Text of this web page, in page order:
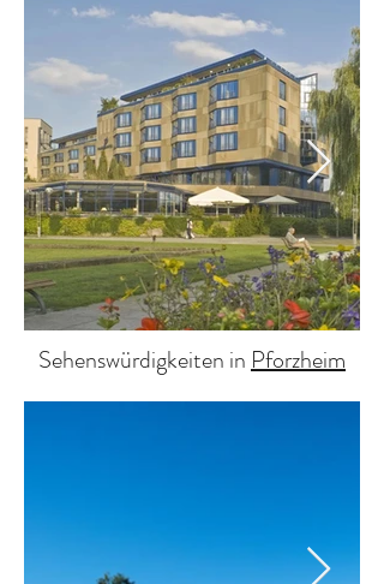
Sehenswürdigkeiten inPforzheim